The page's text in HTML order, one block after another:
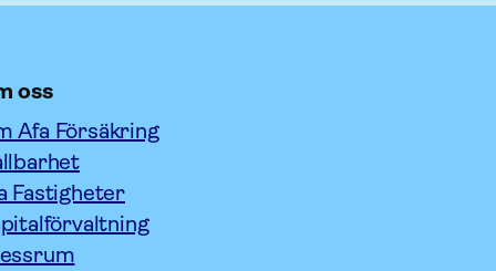
oss
Afa Försäkring
Fastigheter